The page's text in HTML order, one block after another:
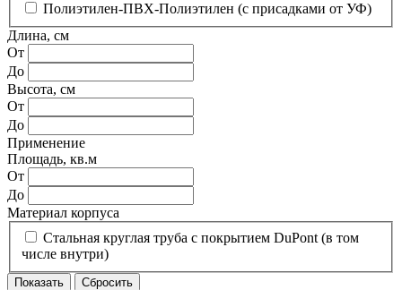
Полиэтилен-ПВХ-Полиэтилен (с присадками от УФ)
Длина, см
От
До
Высота, см
От
До
Применение
Площадь, кв.м
От
До
Материал корпуса
Стальная круглая труба с покрытием DuPont (в том
числе внутри)